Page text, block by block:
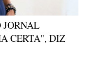
CERTA", DIZ